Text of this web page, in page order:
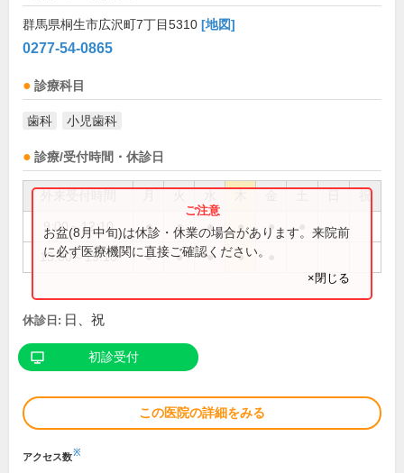
群馬県桐生市広沢町7丁目5310 [地図]
0277-54-0865
診療科目
歯科 小児歯科
診療/受付時間・休診日
祝
9:00～12:10 ● ● ● ● ●
15:00～19:10 ● ● ● ●
お盆(8月中旬)は休診・休業の場合があります。来院前
に必ず医療機関に直接ご確認ください。
×閉じる
休診日: 日、祝
初診受付
この医院の詳細をみる
アクセス数※